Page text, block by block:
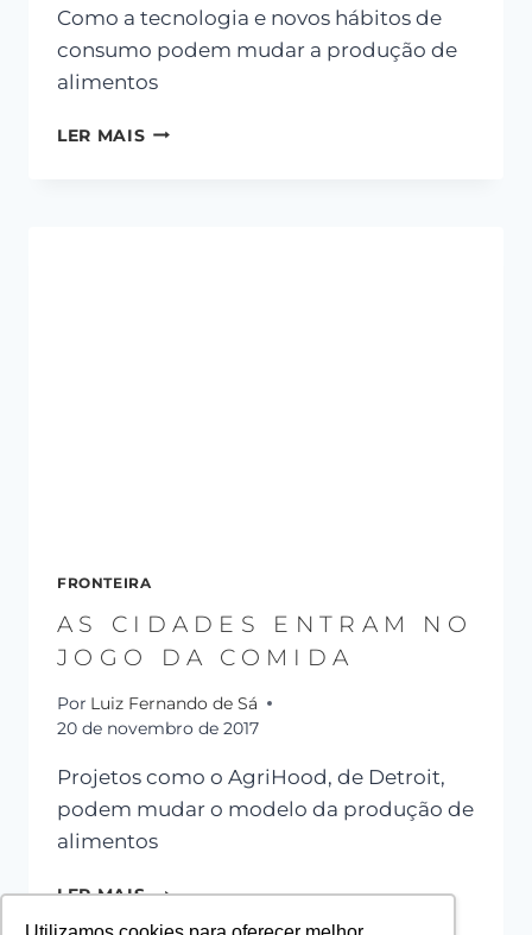
Como a tecnologia e novos hábitos de
consumo podem mudar a produção de
alimentos
LER MAIS
FRONTEIRA
AS CIDADES ENTRAM NO
JOGO DA COMIDA
Por Luiz Fernando de Sá
20 de novembro de 2017
Projetos como o AgriHood, de Detroit,
podem mudar o modelo da produção de
alimentos
LER MAIS